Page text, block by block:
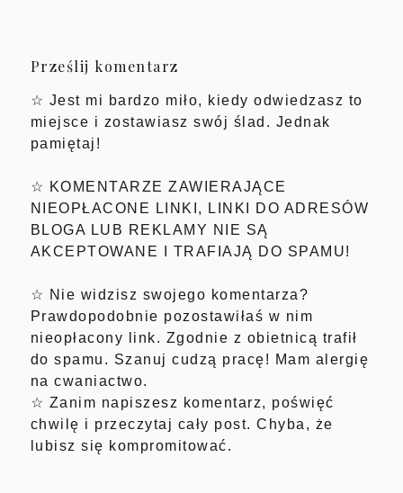
Prześlij komentarz
☆ Jest mi bardzo miło, kiedy odwiedzasz to
miejsce i zostawiasz swój ślad. Jednak
pamiętaj!
☆ KOMENTARZE ZAWIERAJĄCE
NIEOPŁACONE LINKI, LINKI DO ADRESÓW
BLOGA LUB REKLAMY NIE SĄ
AKCEPTOWANE I TRAFIAJĄ DO SPAMU!
☆ Nie widzisz swojego komentarza?
Prawdopodobnie pozostawiłaś w nim
nieopłacony link. Zgodnie z obietnicą trafił
do spamu. Szanuj cudzą pracę! Mam alergię
na cwaniactwo.
☆ Zanim napiszesz komentarz, poświęć
chwilę i przeczytaj cały post. Chyba, że
lubisz się kompromitować.